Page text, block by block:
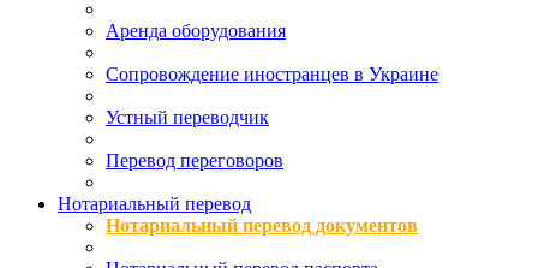
Аренда оборудования
Сопровождение иностранцев в Украине
Устный переводчик
Перевод переговоров
Нотариальный перевод
Нотариальный перевод документов